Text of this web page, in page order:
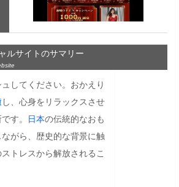
ルサイトのサマリー
してください。おかえり
し、心身をリラックスさせ
す。
日本の伝統的なおも
がら、歴史的な背景に触
トレスから解放されるこ